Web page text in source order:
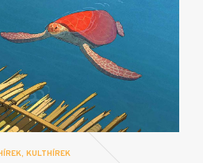
KULTHÍREK